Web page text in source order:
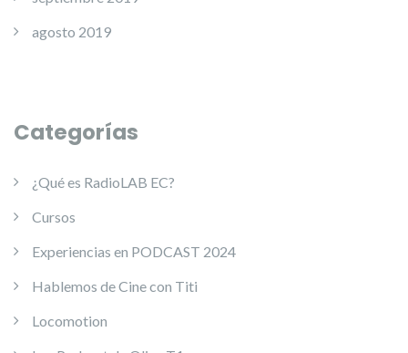
agosto 2019
Categorías
¿Qué es RadioLAB EC?
Cursos
Experiencias en PODCAST 2024
Hablemos de Cine con Titi
Locomotion